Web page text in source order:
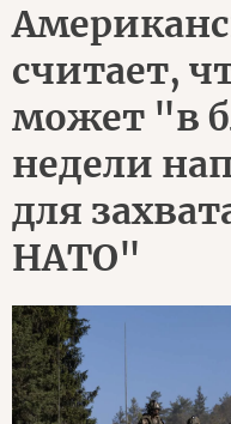
считает,
может "в
недели
для
НАТО"